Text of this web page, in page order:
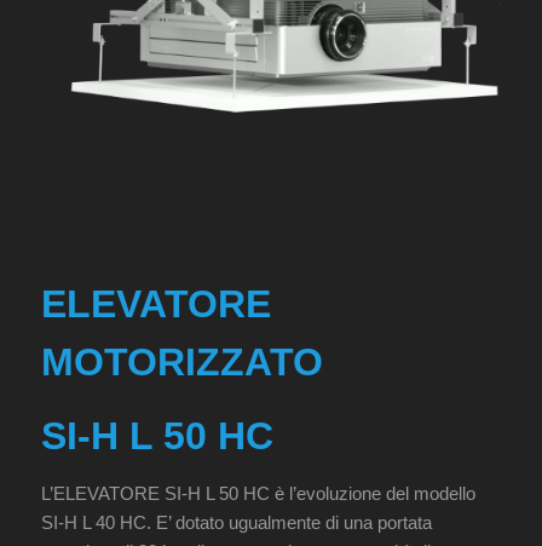
ELEVATORE
MOTORIZZATO
SI-H L 50 HC
L’ELEVATORE SI-H L 50 HC è l’evoluzione del modello
SI-H L 40 HC. E’ dotato ugualmente di una portata